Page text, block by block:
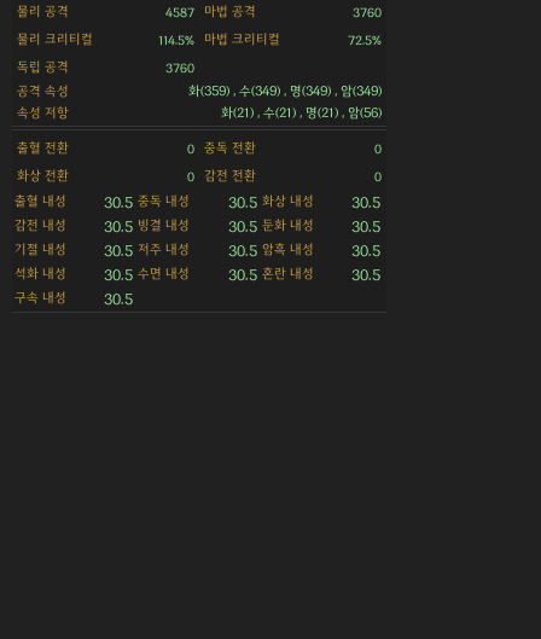
물리 공격 4587 마법 공격 3760
물리 크리티컬 114.5% 마법 크리티컬 72.5%
독립 공격 3760
공격 속성
화(359) , 수(349) , 명(349) , 암(349)
속성 저항
화(21) , 수(21) , 명(21) , 암(56)
출혈 전환 0 중독 전환 0
화상 전환 0 감전 전환 0
출혈 내성 30.5 중독 내성 30.5 화상 내성 30.5
감전 내성 30.5 빙결 내성 30.5 둔화 내성 30.5
기절 내성 30.5 저주 내성 30.5 암흑 내성 30.5
석화 내성 30.5 수면 내성 30.5 혼란 내성 30.5
구속 내성 30.5